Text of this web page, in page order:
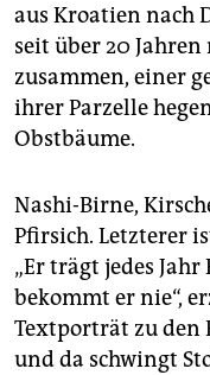
aus Kroatien nach
seit über 20
zusammen, einer
ihrer Parzelle
Obstbäume.
Nashi-Birne,
Pfirsich. Letzterer
„Er trägt jedes
bekommt er nie“,
Textporträt zu den
und da schwingt